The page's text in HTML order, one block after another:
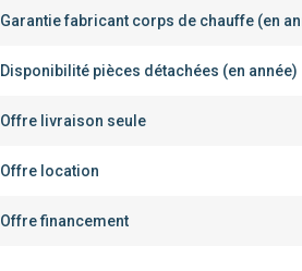
Garantie fabricant corps de chauffe (en
Disponibilité pièces détachées (en année)
Offre livraison seule
Offre location
Offre financement